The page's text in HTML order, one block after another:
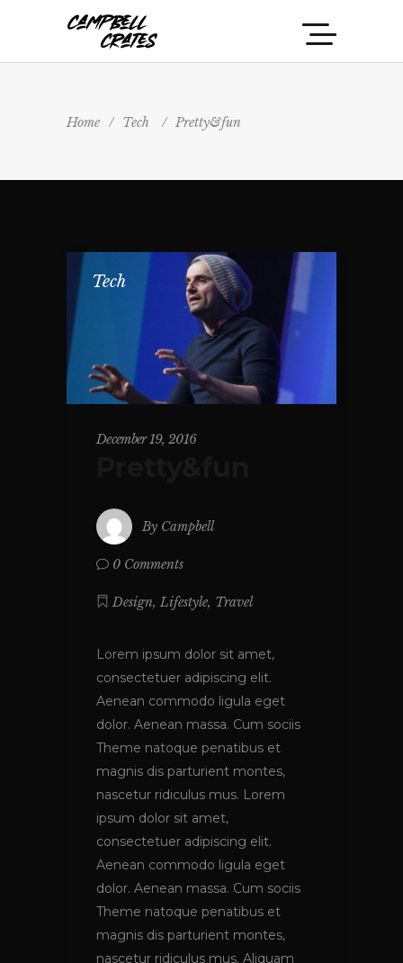
Home / Tech / Pretty&fun
Tech
December 19, 2016
By Campbell
0 Comments
Design, Lifestyle, Travel
Lorem ipsum dolor sit amet,
consectetuer adipiscing elit.
Aenean commodo ligula eget
dolor. Aenean massa. Cum sociis
Theme natoque penatibus et
magnis dis parturient montes,
nascetur ridiculus mus. Lorem
ipsum dolor sit amet,
consectetuer adipiscing elit.
Aenean commodo ligula eget
dolor. Aenean massa. Cum sociis
Theme natoque penatibus et
magnis dis parturient montes,
nascetur ridiculus mus. Aliquam